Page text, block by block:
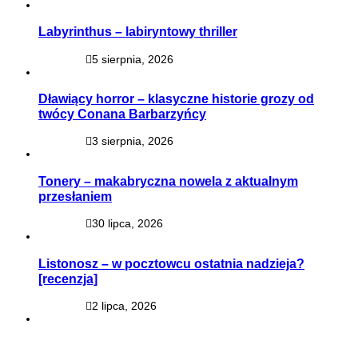
Labyrinthus – labiryntowy thriller
5 sierpnia, 2026
Dławiący horror – klasyczne historie grozy od
twócy Conana Barbarzyńcy
3 sierpnia, 2026
Tonery – makabryczna nowela z aktualnym
przesłaniem
30 lipca, 2026
Listonosz – w pocztowcu ostatnia nadzieja?
[recenzja]
2 lipca, 2026